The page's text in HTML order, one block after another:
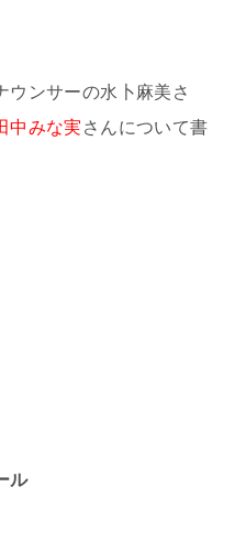
ウンサーの水卜麻美さ
中みな実 さんについて書
ル